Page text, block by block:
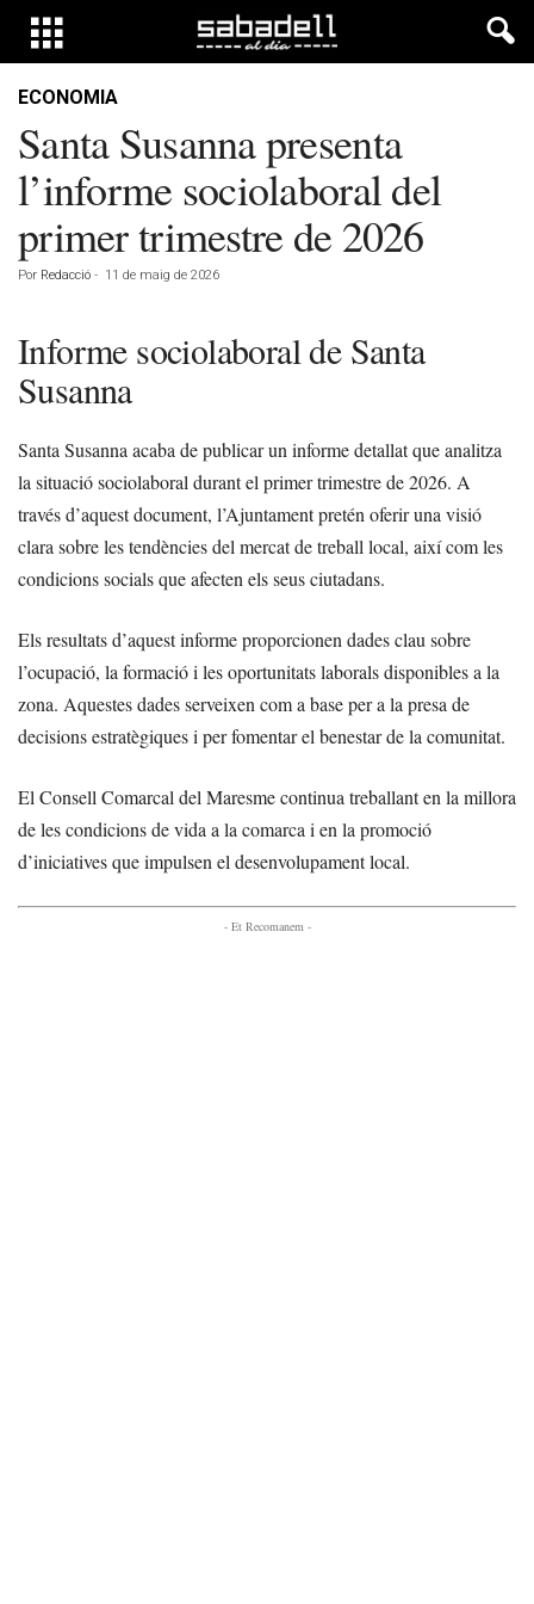
ECONOMIA
Santa Susanna presenta
l’informe sociolaboral del
primer trimestre de 2026
Por Redacció - 11 de maig de 2026
Informe sociolaboral de Santa
Susanna
Santa Susanna acaba de publicar un informe detallat que analitza
la situació sociolaboral durant el primer trimestre de 2026. A
través d’aquest document, l’Ajuntament pretén oferir una visió
clara sobre les tendències del mercat de treball local, així com les
condicions socials que afecten els seus ciutadans.
Els resultats d’aquest informe proporcionen dades clau sobre
l’ocupació, la formació i les oportunitats laborals disponibles a la
zona. Aquestes dades serveixen com a base per a la presa de
decisions estratègiques i per fomentar el benestar de la comunitat.
El Consell Comarcal del Maresme continua treballant en la millora
de les condicions de vida a la comarca i en la promoció
d’iniciatives que impulsen el desenvolupament local.
- Et Recomanem -